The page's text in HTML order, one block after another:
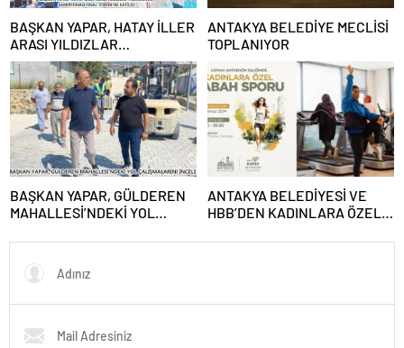
BAŞKAN YAPAR, HATAY İLLER
ARASI YILDIZLAR
TAEKWONDO ŞAMPİYONASI
FİNAL TÖRENİ’NE KATILDI
ANTAKYA BELEDİYE MECLİSİ
TOPLANIYOR
BAŞKAN YAPAR, GÜLDEREN
MAHALLESİ’NDEKİ YOL
ANTAKYA BELEDİYESİ VE
HBB’DEN KADINLARA ÖZEL